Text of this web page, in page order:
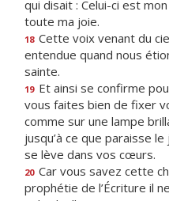
qui disait : Celui-ci est
toute ma joie.
18 Cette voix venant du
entendue quand nous
sainte.
19 Et ainsi se confirme
vous faites bien de fixer
comme sur une lampe
jusqu’à ce que paraisse
se lève dans vos cœurs.
20 Car vous savez cette
prophétie de l’Écriture il